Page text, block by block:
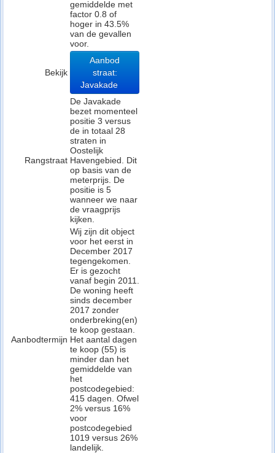
gemiddelde met
factor 0.8 of
hoger in 43.5%
van de gevallen
voor.
Bekijk
Aanbod
straat:
Javakade
Rangstraat
De Javakade
bezet momenteel
positie 3 versus
de in totaal 28
straten in
Oostelijk
Havengebied. Dit
op basis van de
meterprijs. De
positie is 5
wanneer we naar
de vraagprijs
kijken.
Aanbodtermijn
Wij zijn dit object
voor het eerst in
December 2017
tegengekomen.
Er is gezocht
vanaf begin 2011.
De woning heeft
sinds december
2017 zonder
onderbreking(en)
te koop gestaan.
Het aantal dagen
te koop (55) is
minder dan het
gemiddelde van
het
postcodegebied:
415 dagen. Ofwel
2% versus 16%
voor
postcodegebied
1019 versus 26%
landelijk.